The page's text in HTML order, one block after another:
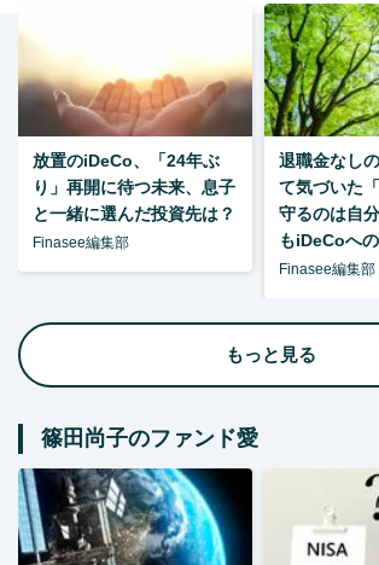
放置のiDeCo、「24年ぶ
り」再開に待つ未来、息子
と一緒に選んだ投資先は？
Finasee編集部
退職金なし
て気づいた
守るのは自
もiDeCoへ
Finasee編集部
もっと見る
篠田尚子のファンド愛